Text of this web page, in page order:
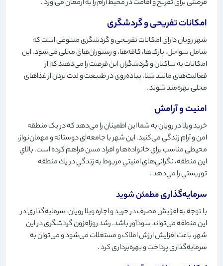
فرصتی برای تفریح ​​و اقامت در محیط آرام را به ارمغان می‌آورد.
امکانات تفریحی و گردشگری
شهر رویان دارای امکانات تفریحی و گردشگری متنوعی است که
شامل سواحل، پارک‌ها، کافه‌ها، و رستوران‌های محلی می‌شود. این
امکانات به ساکنان و گردشگران این فرصت را می‌دهند که از
فعالیت‌های مانند شنا، پیاده‌روی در طبیعت و لذت بردن از غذاهای
محلی بهره‌مند شوند.
امنیت و آرامش
خرید ویلا در رویان به شما این اطمینان را می‌دهد که در یک منطقه
امن و آرام زندگی می‌کنید. این شهر با جامعه‌ای دوستانه و مهمان‌نواز،
محیطی مناسب برای خانواده‌ها و افراد مسن فراهم کرده است. بالاي
اين منطقه، نگراني‌هاي امنيتي مربوط به زندگي در يك منطقه
توريستي را مي‌دهد.
سرمایه‌گذاریمطمئن شوید
با توجه به افزایش مصرف در خرید و اجاره ویلا رویان، سرمایه‌گذاری در
این منطقه می‌تواند سودآور باشد. رشد روزافزون گردشگری در این
شهر، باعث افزایش ارزش املاک و مستغلات می‌شود و می‌توان به
سرمایه‌گذاری پرداخت و بهره‌برداری کرد.